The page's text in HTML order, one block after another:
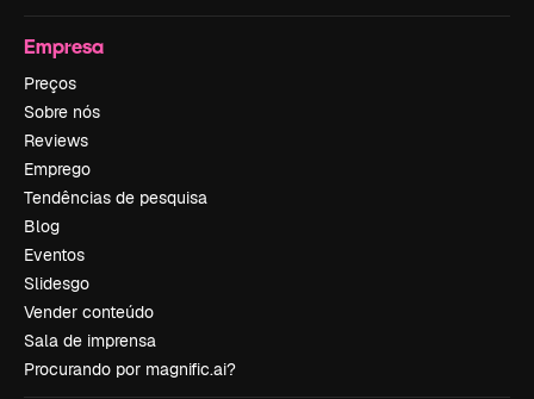
Empresa
Preços
Sobre nós
Reviews
Emprego
Tendências de pesquisa
Blog
Eventos
Slidesgo
Vender conteúdo
Sala de imprensa
Procurando por magnific.ai?